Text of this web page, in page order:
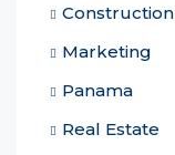
Construction
Marketing
Panama
Real Estate